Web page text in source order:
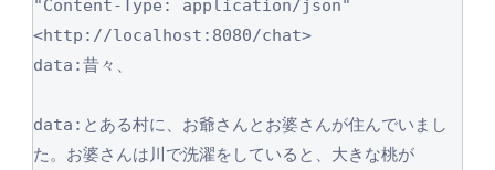
"Content-Type: application/json"
<http://localhost:8080/chat>
data:昔々、
data:とある村に、お爺さんとお婆さんが住んでいまし
た。お婆さんは川で洗濯をしていると、大きな桃が